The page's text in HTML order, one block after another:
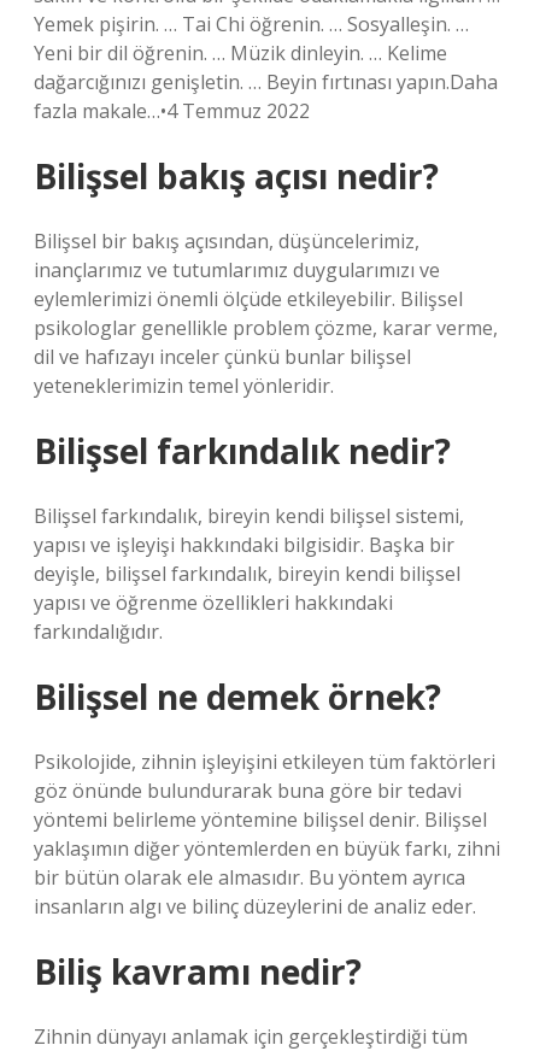
Yemek pişirin. … Tai Chi öğrenin. … Sosyalleşin. …
Yeni bir dil öğrenin. … Müzik dinleyin. … Kelime
dağarcığınızı genişletin. … Beyin fırtınası yapın.Daha
fazla makale…•4 Temmuz 2022
Bilişsel bakış açısı nedir?
Bilişsel bir bakış açısından, düşüncelerimiz,
inançlarımız ve tutumlarımız duygularımızı ve
eylemlerimizi önemli ölçüde etkileyebilir. Bilişsel
psikologlar genellikle problem çözme, karar verme,
dil ve hafızayı inceler çünkü bunlar bilişsel
yeteneklerimizin temel yönleridir.
Bilişsel farkındalık nedir?
Bilişsel farkındalık, bireyin kendi bilişsel sistemi,
yapısı ve işleyişi hakkındaki bilgisidir. Başka bir
deyişle, bilişsel farkındalık, bireyin kendi bilişsel
yapısı ve öğrenme özellikleri hakkındaki
farkındalığıdır.
Bilişsel ne demek örnek?
Psikolojide, zihnin işleyişini etkileyen tüm faktörleri
göz önünde bulundurarak buna göre bir tedavi
yöntemi belirleme yöntemine bilişsel denir. Bilişsel
yaklaşımın diğer yöntemlerden en büyük farkı, zihni
bir bütün olarak ele almasıdır. Bu yöntem ayrıca
insanların algı ve bilinç düzeylerini de analiz eder.
Biliş kavramı nedir?
Zihnin dünyayı anlamak için gerçekleştirdiği tüm